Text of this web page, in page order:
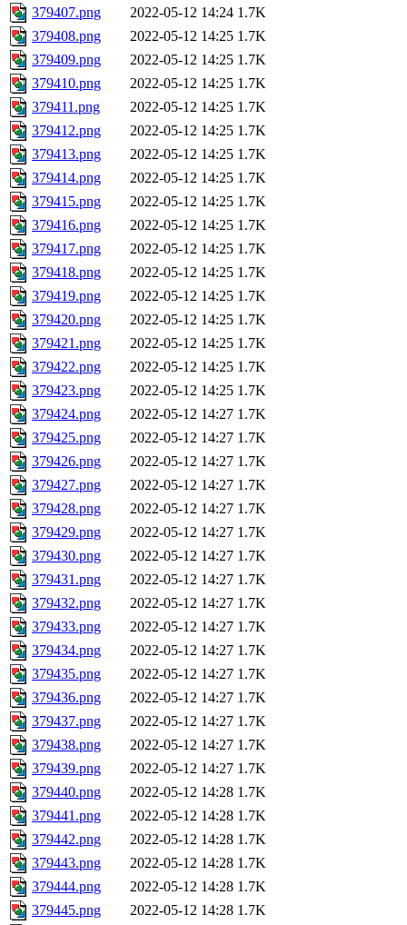
379407.png
2022-05-12 14:24 1.7K
379408.png
2022-05-12 14:25 1.7K
379409.png
2022-05-12 14:25 1.7K
379410.png
2022-05-12 14:25 1.7K
379411.png
2022-05-12 14:25 1.7K
379412.png
2022-05-12 14:25 1.7K
379413.png
2022-05-12 14:25 1.7K
379414.png
2022-05-12 14:25 1.7K
379415.png
2022-05-12 14:25 1.7K
379416.png
2022-05-12 14:25 1.7K
379417.png
2022-05-12 14:25 1.7K
379418.png
2022-05-12 14:25 1.7K
379419.png
2022-05-12 14:25 1.7K
379420.png
2022-05-12 14:25 1.7K
379421.png
2022-05-12 14:25 1.7K
379422.png
2022-05-12 14:25 1.7K
379423.png
2022-05-12 14:25 1.7K
379424.png
2022-05-12 14:27 1.7K
379425.png
2022-05-12 14:27 1.7K
379426.png
2022-05-12 14:27 1.7K
379427.png
2022-05-12 14:27 1.7K
379428.png
2022-05-12 14:27 1.7K
379429.png
2022-05-12 14:27 1.7K
379430.png
2022-05-12 14:27 1.7K
379431.png
2022-05-12 14:27 1.7K
379432.png
2022-05-12 14:27 1.7K
379433.png
2022-05-12 14:27 1.7K
379434.png
2022-05-12 14:27 1.7K
379435.png
2022-05-12 14:27 1.7K
379436.png
2022-05-12 14:27 1.7K
379437.png
2022-05-12 14:27 1.7K
379438.png
2022-05-12 14:27 1.7K
379439.png
2022-05-12 14:27 1.7K
379440.png
2022-05-12 14:28 1.7K
379441.png
2022-05-12 14:28 1.7K
379442.png
2022-05-12 14:28 1.7K
379443.png
2022-05-12 14:28 1.7K
379444.png
2022-05-12 14:28 1.7K
379445.png
2022-05-12 14:28 1.7K